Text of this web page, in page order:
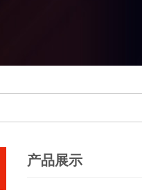
产品展示